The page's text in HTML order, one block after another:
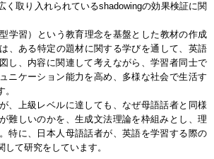
く取り入れられているshadowingの効果検証に関
学習）という教育理念を基盤とした教材の作成
、ある特定の題材に関する学びを通して、英語
し、内容に関連して考えながら、学習者同士で
ニケーション能力を高め、多様な社会で生活す
、上級レベルに達しても、なぜ母語話者と同様
難しいのかを、生成文法理論を枠組みとし、理
特に、日本人母語話者が、英語を学習する際の
て研究をしています。